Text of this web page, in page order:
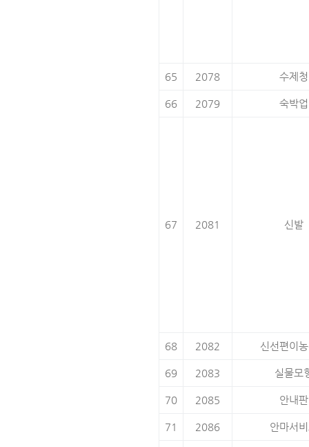
65 2078 수제청
66 2079 숙박업
67 2081 신발
68 2082 신선편이
69 2083 실물모
70 2085 안내판
71 2086 안마서